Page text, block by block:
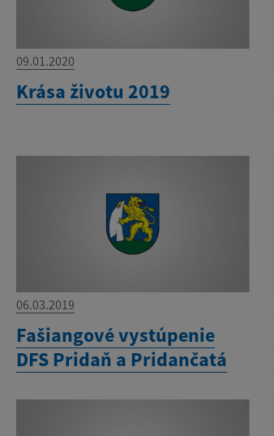
09.01.2020
Krása životu 2019
06.03.2019
Fašiangové vystúpenie
DFS Pridaň a Pridančatá